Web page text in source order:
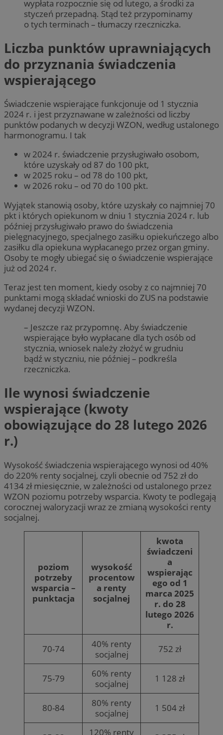
wypłata rozpocznie się od lutego, a środki za
styczeń przepadną. Stąd też przypominamy
o tych terminach – tłumaczy rzeczniczka.
Liczba punktów uprawniających
do przyznania świadczenia
wspierającego
Świadczenie wspierające funkcjonuje od 1 stycznia
2024 r. i jest przyznawane w zależności od liczby
punktów podanych w decyzji WZON, według ustalonego
harmonogramu. I tak
w 2024 r. świadczenie przysługiwało osobom,
które uzyskały od 87 do 100 pkt,
w 2025 roku – od 78 do 100 pkt,
w 2026 roku – od 70 do 100 pkt.
Wyjątek stanowią osoby, które uzyskały co najmniej 70
pkt i których opiekunom w dniu 1 stycznia 2024 r. lub
później przysługiwało prawo do świadczenia
pielęgnacyjnego, specjalnego zasiłku opiekuńczego albo
zasiłku dla opiekuna wypłacanego przez organ gminy.
Osoby te mogły ubiegać się o świadczenie wspierające
już od 2024 r.
Teraz jest ten moment, kiedy osoby z co najmniej 70
punktami mogą składać wnioski do ZUS na podstawie
wydanej decyzji WZON.
– Jeszcze raz przypomnę. Aby świadczenie
wspierające było wypłacane dla tych osób od
stycznia, wniosek należy złożyć w grudniu
bądź w styczniu, nie później – podkreśla
rzeczniczka.
Ile wynosi świadczenie
wspierające (kwoty
obowiązujące do 28 lutego 2026
r.)
Wysokość świadczenia wspierającego wynosi od 40%
do 220% renty socjalnej, czyli obecnie od 752 zł do
4134 zł miesięcznie, w zależności od ustalonego przez
WZON poziomu potrzeby wsparcia. Kwoty te podlegają
corocznej waloryzacji wraz ze zmianą wysokości renty
socjalnej.
poziom
potrzeby
wsparcia –
punktacja
wysokość
procentow
a renty
socjalnej
kwota
świadczeni
a
wspierając
ego od 1
marca 2025
r. do 28
lutego 2026
r.
70-74
40% renty
socjalnej
752 zł
75-79
60% renty
socjalnej
1 128 zł
80-84
80% renty
socjalnej
1 504 zł
120% renty